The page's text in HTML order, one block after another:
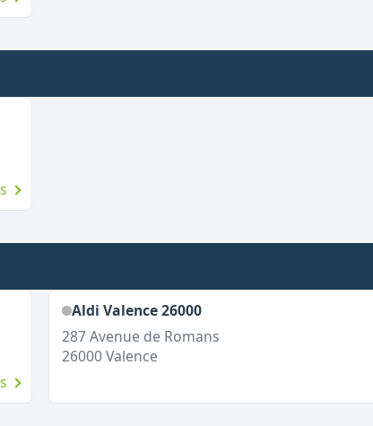
Aldi Valence 26000
287 Avenue de Romans
26000 Valence